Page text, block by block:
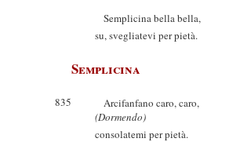
Semplicina bella bella,
su, svegliatevi per pietà.
Semplicina
835
Arcifanfano caro, caro,
(Dormendo)
consolatemi per pietà.